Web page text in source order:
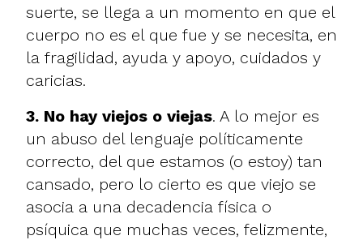
suerte, se llega a un momento en que el
cuerpo no es el que fue y se necesita, en
la fragilidad, ayuda y apoyo, cuidados y
caricias.
3. No hay viejos o viejas. A lo mejor es
un abuso del lenguaje políticamente
correcto, del que estamos (o estoy) tan
cansado, pero lo cierto es que viejo se
asocia a una decadencia física o
psíquica que muchas veces, felizmente,